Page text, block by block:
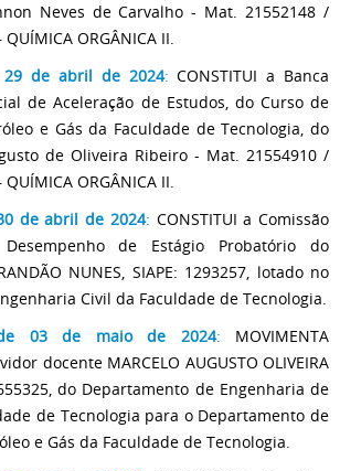
Neves de Carvalho - Mat. 21552148 /
ORGÂNICA II.
29 de abril de 2024: CONSTITUI a Banca
de Aceleração de Estudos, do Curso de
e Gás da Faculdade de Tecnologia, do
de Oliveira Ribeiro - Mat. 21554910 /
ORGÂNICA II.
de abril de 2024: CONSTITUI a Comissão
de Estágio Probatório do
NUNES, SIAPE: 1293257, lotado no
Civil da Faculdade de Tecnologia.
03 de maio de 2024: MOVIMENTA
docente MARCELO AUGUSTO OLIVEIRA
do Departamento de Engenharia de
de Tecnologia para o Departamento de
e Gás da Faculdade de Tecnologia.